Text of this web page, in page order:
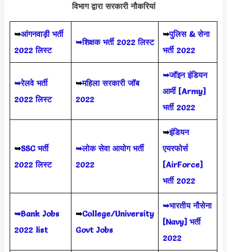
विभाग द्वारा सरकारी नौकरियां
➥आंगनवाड़ी भर्ती
2022 लिस्ट
➥शिक्षक भर्ती 2022 लिस्ट
➥पुलिस & सेना
भर्ती 2022
➥रेलवे भर्ती
2022 लिस्ट
➥महिला सरकारी जॉब
2022
➥जॉइन इंडियन
आर्मी [Army]
भर्ती 2022
➥SSC भर्ती
2022 लिस्ट
➥लोक सेवा आयोग भर्ती
2022
➥इंडियन
एयरफोर्स
[AirForce]
भर्ती 2022
➥Bank Jobs
2022 list
➥College/University
Govt Jobs
➥भारतीय नौसेना
[Navy] भर्ती
2022